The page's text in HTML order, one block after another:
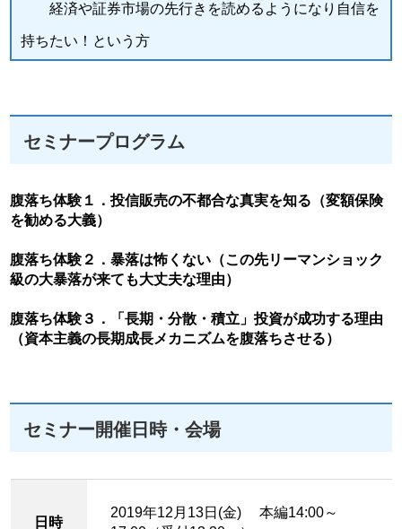
経済や証券市場の先行きを読めるようになり自信を
持ちたい！という方
セミナープログラム
腹落ち体験１．投信販売の不都合な真実を知る（変額保険
を勧める大義）
腹落ち体験２．暴落は怖くない（この先リーマンショック
級の大暴落が来ても大丈夫な理由）
腹落ち体験３．「長期・分散・積立」投資が成功する理由
（資本主義の長期成長メカニズムを腹落ちさせる）
セミナー開催日時・会場
日時
2019年12月13日(金) 本編14:00～